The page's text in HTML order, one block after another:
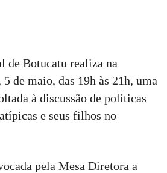
de Botucatu realiza na
de maio, das 19h às 21h, uma
à discussão de políticas
e seus filhos no
pela Mesa Diretora a